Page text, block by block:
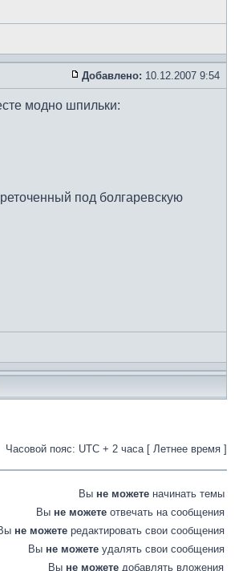
Добавлено: 10.12.2007 9:54
модно шпильки:
под болгаревскую
Часовой пояс: UTC + 2 часа [ Летнее время ]
Вы не можете начинать темы
Вы не можете отвечать на сообщения
не можете редактировать свои сообщения
Вы не можете удалять свои сообщения
Вы не можете добавлять вложения